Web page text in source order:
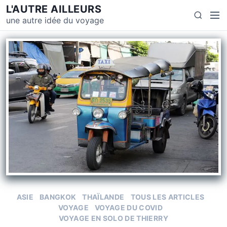
L'AUTRE AILLEURS
une autre idée du voyage
ASIE BANGKOK THAÏLANDE
TOUS LES ARTICLES
VOYAGE
VOYAGE DU COVID
VOYAGE EN SOLO DE THIERRY